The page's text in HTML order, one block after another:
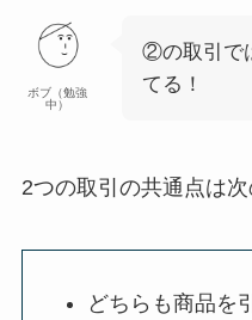
ボブ（勉強
中）
②の取引で
てる！
2つの取引の共通点は次
どちらも商品を